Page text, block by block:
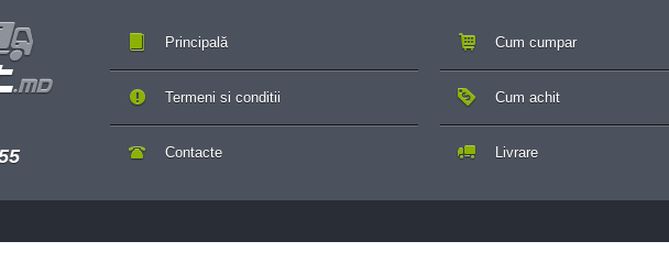
Principală
Contacte
Cum cumpar
Cum achit
Livrare
Termeni si conditii